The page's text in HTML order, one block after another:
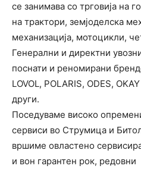
се занимава со трговија на
на трактори, земјоделска
механизација, мотоцикли,
Генерални и директни
поснати и реномирани
LOVOL, POLARIS, ODES,
други.
Поседуваме високо
сервиси во Струмица и
вршиме овластено
и вон гарантен рок, редовни